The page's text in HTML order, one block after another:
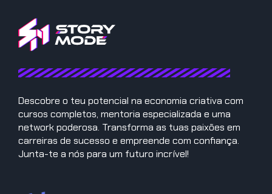
Descobre o teu potencial na economia criativa com
cursos completos, mentoria especializada e uma
network poderosa. Transforma as tuas paixões em
carreiras de sucesso e empreende com confiança.
Junta-te a nós para um futuro incrível!